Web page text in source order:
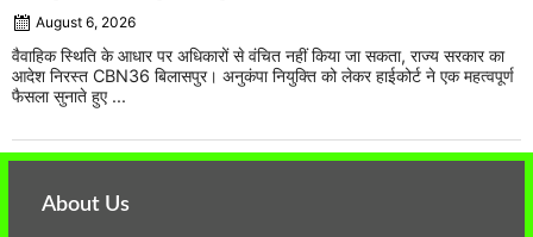
August 6, 2026
वैवाहिक स्थिति के आधार पर अधिकारों से वंचित नहीं किया जा सकता, राज्य सरकार का
आदेश निरस्त CBN36 बिलासपुर। अनुकंपा नियुक्ति को लेकर हाईकोर्ट ने एक महत्वपूर्ण
फैसला सुनाते हुए ...
About Us